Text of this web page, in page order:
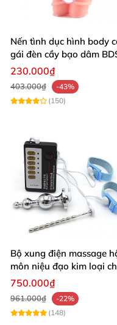
Đừng bỏ lỡ cơ hội
trải nghiệm đỉnh cao
khóa tay liền đùi bạo
Nến tình dục hình body
gái đèn cầy bạo dâm
230.000₫
403.000₫
-43%
(150)
Bộ xung điện massage
môn niệu đạo kim loại
lượng cao giá tốt
750.000₫
961.000₫
-22%
(148)